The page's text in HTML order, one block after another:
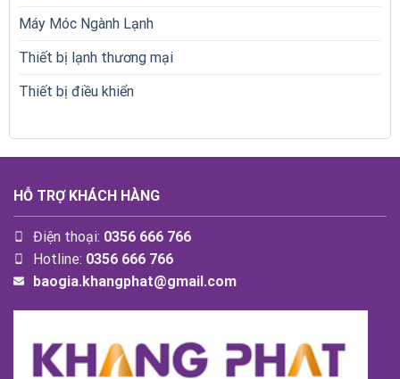
Máy Móc Ngành Lạnh
Thiết bị lạnh thương mại
Thiết bị điều khiển
HỖ TRỢ KHÁCH HÀNG
Điện thoại: 0356 666 766
Hotline: 0356 666 766
baogia.khangphat@gmail.com